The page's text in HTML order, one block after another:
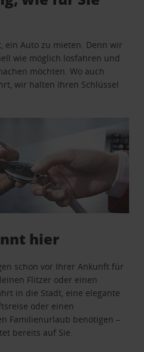
ein Auto zu mieten. Denn wir
wie möglich losfahren und
möchten. Wo auch
wir halten Ihren Schlüssel
hier
schon vor Ihrer Ankunft für
Flitzer oder einen
in die Stadt, eine elegante
oder einen
Familienurlaub benötigen –
bereits auf Sie.